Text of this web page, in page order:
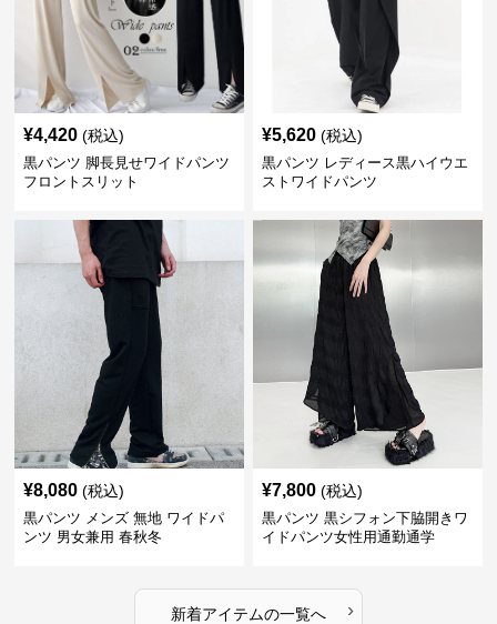
¥4,420 (税込)
黒パンツ 脚長見せワイドパンツ
フロントスリット
¥5,620 (税込)
黒パンツ レディース黒ハイウエ
ストワイドパンツ
¥8,080 (税込)
黒パンツ メンズ 無地 ワイドパ
ンツ 男女兼用 春秋冬
¥7,800 (税込)
黒パンツ 黒シフォン下脇開きワ
イドパンツ女性用通勤通学
新着アイテムの一覧へ ›